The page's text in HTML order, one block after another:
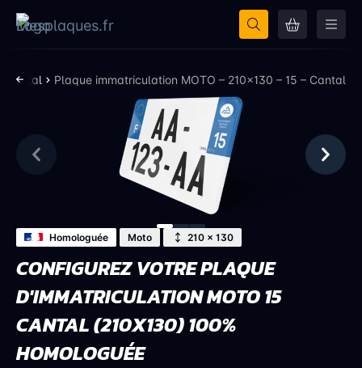
Cantal Plaque immatriculation MOTO – 210×130 – 15 – Cantal
Homologuée Moto 210 × 130
CONFIGUREZ VOTRE PLAQUE
D'IMMATRICULATION MOTO 15
CANTAL (210X130) 100%
HOMOLOGUÉE